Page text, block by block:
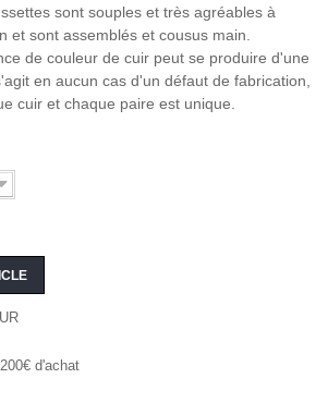
sont souples et très agréables à
et sont assemblés et cousus main.
de couleur de cuir peut se produire d'une
en aucun cas d'un défaut de fabrication,
cuir et chaque paire est unique.
d'achat